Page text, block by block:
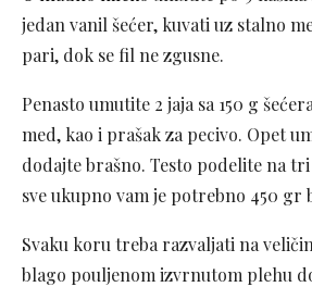
jedan vanil šećer, kuvati uz stalno
pari, dok se fil ne zgusne.
Penasto umutite 2 jaja sa 150 g
med, kao i prašak za pecivo. Opet
dodajte brašno. Testo podelite na tri
sve ukupno vam je potrebno 450 gr
Svaku koru treba razvaljati na
blago pouljenom izvrnutom plehu